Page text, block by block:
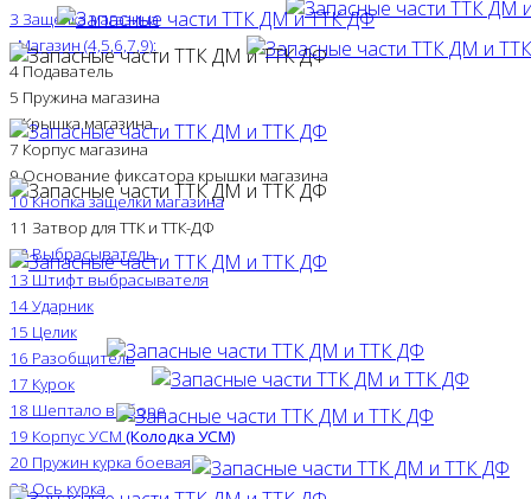
3 Защелка магазина
-Магазин (4,5,6,7,9):
4 Подаватель
5 Пружина магазина
6 Крышка магазина
7 Корпус магазина
9 Основание фиксатора крышки магазина
10 Кнопка защелки магазина
11 Затвор для ТТК и ТТК-ДФ
12 Выбрасыватель
13 Штифт выбрасывателя
14 Ударник
15 Целик
16 Разобщитель
17 Курок
18 Шептало в сборе
19 Корпус УСМ (Колодка УСМ)
20 Пружин курка боевая
22 Ось курка